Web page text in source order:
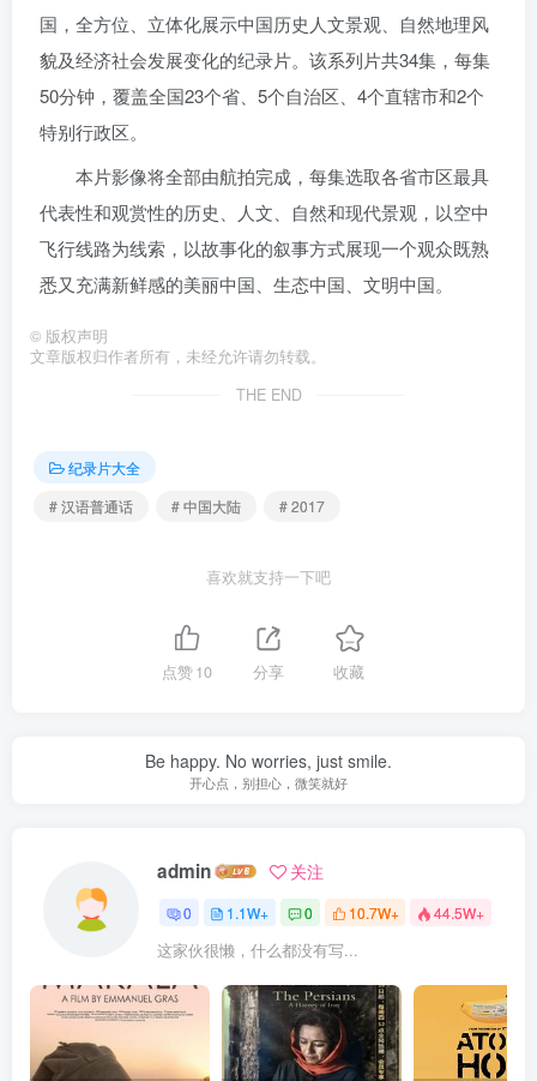
国，全方位、立体化展示中国历史人文景观、自然地理风
貌及经济社会发展变化的纪录片。该系列片共34集，每集
50分钟，覆盖全国23个省、5个自治区、4个直辖市和2个
特别行政区。
本片影像将全部由航拍完成，每集选取各省市区最具
代表性和观赏性的历史、人文、自然和现代景观，以空中
飞行线路为线索，以故事化的叙事方式展现一个观众既熟
悉又充满新鲜感的美丽中国、生态中国、文明中国。
© 版权声明
文章版权归作者所有，未经允许请勿转载。
THE END
纪录片大全
# 汉语普通话
# 中国大陆 # 2017
喜欢就支持一下吧
点赞10 分享 收藏
Be happy. No worries, just smile.
开心点，别担心，微笑就好
admin 关注
0 1.1W+ 0 10.7W+ 44.5W+
这家伙很懒，什么都没有写...